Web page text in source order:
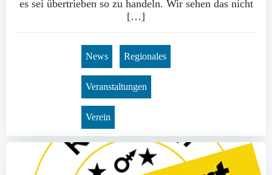
es sei übertrieben so zu handeln. Wir sehen das nicht
[…]
News Regionales
Veranstaltungen
Verein